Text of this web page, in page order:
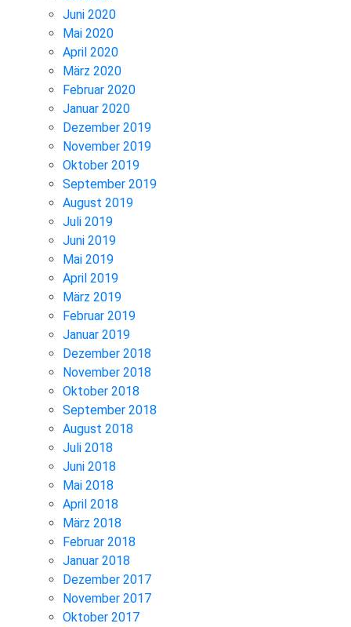
Juni 2020
Mai 2020
April 2020
März 2020
Februar 2020
Januar 2020
Dezember 2019
November 2019
Oktober 2019
September 2019
August 2019
Juli 2019
Juni 2019
Mai 2019
April 2019
März 2019
Februar 2019
Januar 2019
Dezember 2018
November 2018
Oktober 2018
September 2018
August 2018
Juli 2018
Juni 2018
Mai 2018
April 2018
März 2018
Februar 2018
Januar 2018
Dezember 2017
November 2017
Oktober 2017